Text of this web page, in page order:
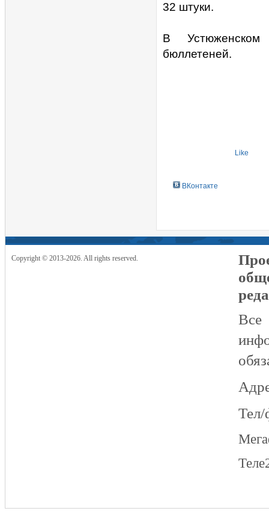
32 штуки.
В Устюженском
бюллетеней.
Like
ВКонтакте
Copyright © 2013-2026. All rights reserved.